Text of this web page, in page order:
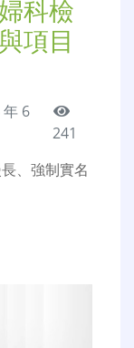
科檢
項目
6
241
、強制實名